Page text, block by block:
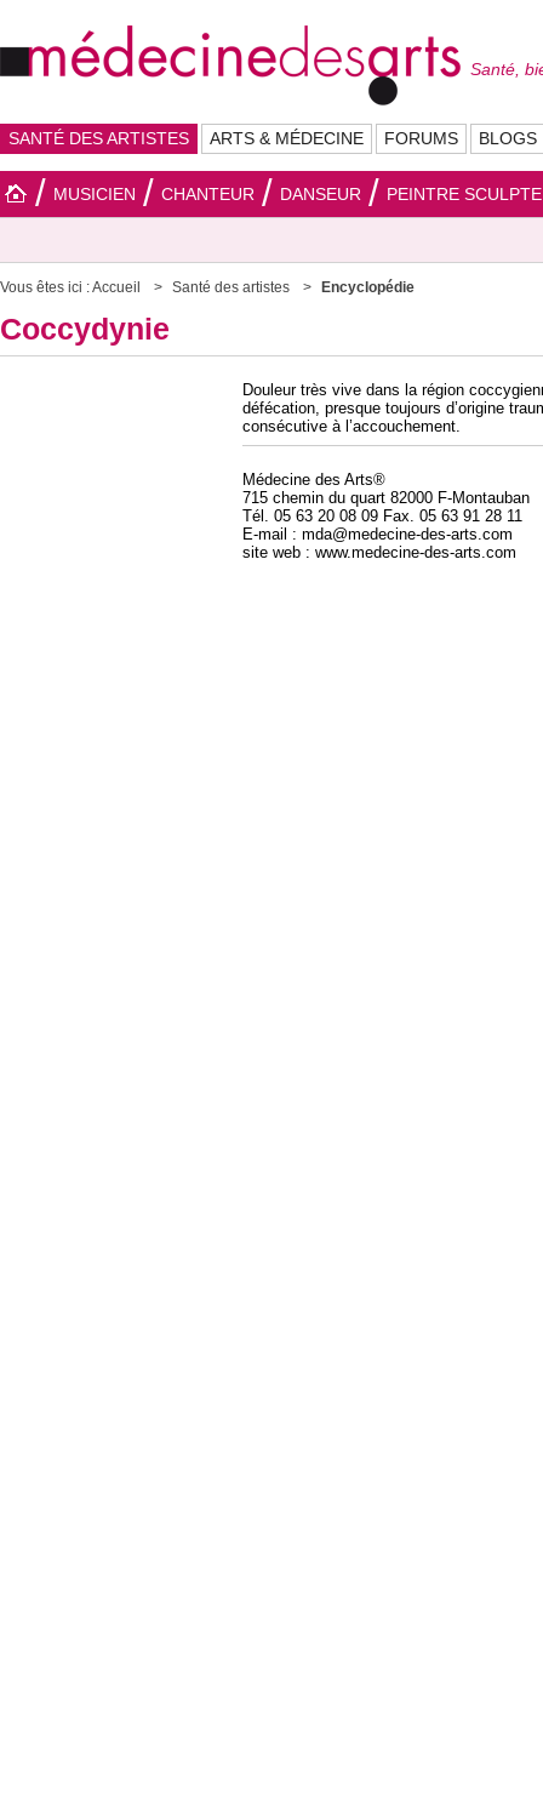
Santé,
SANTÉ DES ARTISTES ARTS & MÉDECINE FORUMS BLOGS
MUSICIEN CHANTEUR DANSEUR PEINTRE
Vous êtes ici :Accueil Santé des artistes Encyclopédie
Coccydynie
Douleur très vive dans la région
défécation, presque toujours d’origine
consécutive à l’accouchement.
Médecine des Arts®
715 chemin du quart 82000 F-Montauban
Tél. 05 63 20 08 09 Fax. 05 63 91 28 11
E-mail : mda@medecine-des-arts.com
site web : www.medecine-des-arts.com